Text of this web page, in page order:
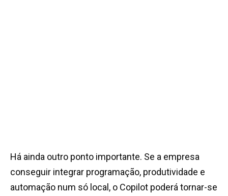
Há ainda outro ponto importante. Se a empresa
conseguir integrar programação, produtividade e
automação num só local, o Copilot poderá tornar-se